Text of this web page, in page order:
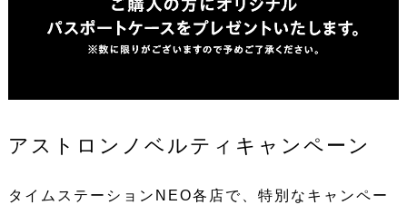
アストロンノベルティキャンペーン
タイムステーションNEO各店で、特別なキャンペー